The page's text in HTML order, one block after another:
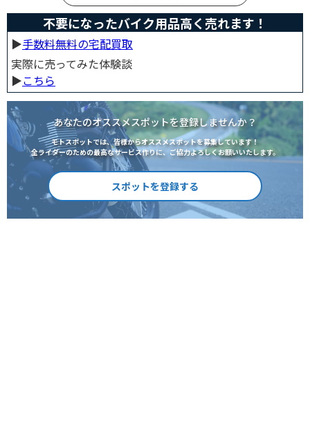
不要になったバイク用品高く売れます！
▶︎手数料無料の宅配買取
実際に売ってみた体験談
▶︎こちら
あなたのオススメスポットを登録しませんか？
モトスポットでは、皆様からオススメスポットを募集しています！
全ライダーのための最高なサービス作りに、ご協力よろしくお願いいたします。
スポットを登録する